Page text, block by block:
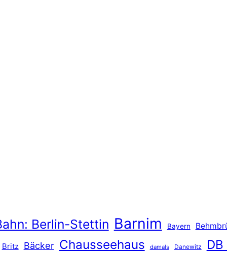
Berlin-Stettin Barnim Bayern
Britz Bäcker Chausseehaus damals Danewitz DB